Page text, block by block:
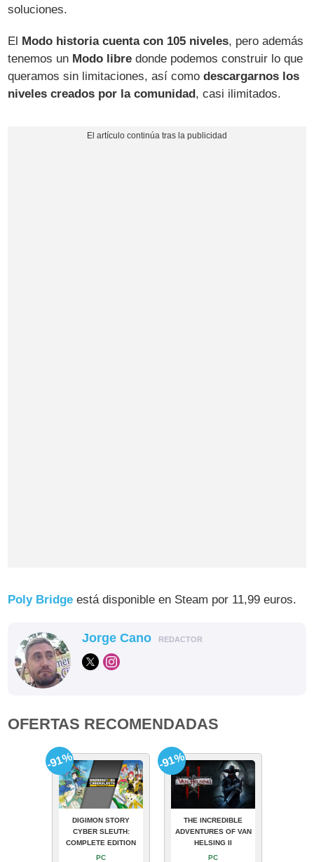
soluciones.
El Modo historia cuenta con 105 niveles, pero además
tenemos un Modo libre donde podemos construir lo que
queramos sin limitaciones, así comodescargarnos los
niveles creados por la comunidad, casi ilimitados.
Poly Bridge está disponible en Steam por 11,99 euros.
Jorge Cano REDACTOR
OFERTAS RECOMENDADAS
DIGIMON STORY
CYBER SLEUTH:
COMPLETE EDITION
PC
-91%
THE INCREDIBLE
ADVENTURES OF VAN
HELSING II
PC
-91%